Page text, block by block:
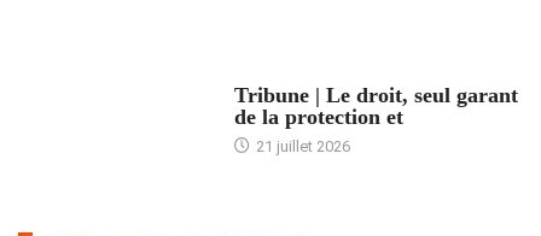
Tribune | Le droit, seul garant
de la protection et
21 juillet 2026